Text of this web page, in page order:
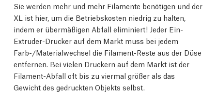
Sie werden mehr und mehr Filamente benötigen und der
XL ist hier, um die Betriebskosten niedrig zu halten,
indem er übermäßigen Abfall eliminiert! Jeder Ein-
Extruder-Drucker auf dem Markt muss bei jedem
Farb-/Materialwechsel die Filament-Reste aus der Düse
entfernen. Bei vielen Druckern auf dem Markt ist der
Filament-Abfall oft bis zu viermal größer als das
Gewicht des gedruckten Objekts selbst.